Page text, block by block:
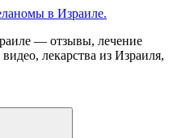
— отзывы, лечение
лекарства из Израиля,